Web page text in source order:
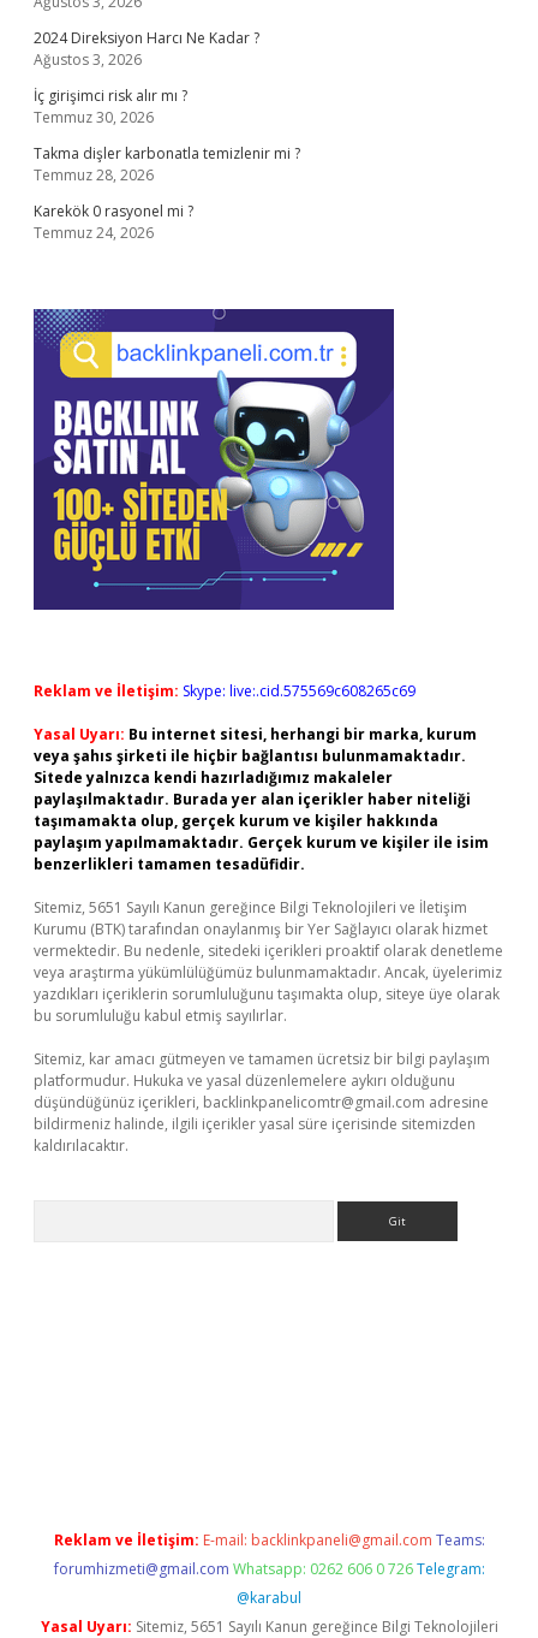
2024 Direksiyon Harcı Ne Kadar ?
Ağustos 3, 2026
İç girişimci risk alır mı ?
Temmuz 30, 2026
Takma dişler karbonatla temizlenir mi ?
Temmuz 28, 2026
Karekök 0 rasyonel mi ?
Temmuz 24, 2026
Reklam ve İletişim: Skype: live:.cid.575569c608265c69
Yasal Uyarı: Bu internet sitesi, herhangi bir marka, kurum
veya şahıs şirketi ile hiçbir bağlantısı bulunmamaktadır.
Sitede yalnızca kendi hazırladığımız makaleler
paylaşılmaktadır. Burada yer alan içerikler haber niteliği
taşımamakta olup, gerçek kurum ve kişiler hakkında
paylaşım yapılmamaktadır. Gerçek kurum ve kişiler ile isim
benzerlikleri tamamen tesadüfidir.
Sitemiz, 5651 Sayılı Kanun gereğince Bilgi Teknolojileri ve İletişim
Kurumu (BTK) tarafından onaylanmış bir Yer Sağlayıcı olarak hizmet
vermektedir. Bu nedenle, sitedeki içerikleri proaktif olarak denetleme
veya araştırma yükümlülüğümüz bulunmamaktadır. Ancak, üyelerimiz
yazdıkları içeriklerin sorumluluğunu taşımakta olup, siteye üye olarak
bu sorumluluğu kabul etmiş sayılırlar.
Sitemiz, kar amacı gütmeyen ve tamamen ücretsiz bir bilgi paylaşım
platformudur. Hukuka ve yasal düzenlemelere aykırı olduğunu
düşündüğünüz içerikleri, backlinkpanelicomtr@gmail.com adresine
bildirmeniz halinde, ilgili içerikler yasal süre içerisinde sitemizden
kaldırılacaktır.
Reklam ve İletişim: E-mail: backlinkpaneli@gmail.com Teams:
forumhizmeti@gmail.com Whatsapp: 0262 606 0 726 Telegram:
@karabul
Yasal Uyarı: Sitemiz, 5651 Sayılı Kanun gereğince Bilgi Teknolojileri